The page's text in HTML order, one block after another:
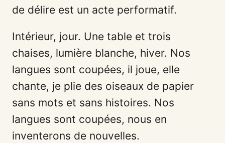
de délire est un acte performatif.
Intérieur, jour. Une table et trois
chaises, lumière blanche, hiver. Nos
langues sont coupées, il joue, elle
chante, je plie des oiseaux de papier
sans mots et sans histoires. Nos
langues sont coupées, nous en
inventerons de nouvelles.